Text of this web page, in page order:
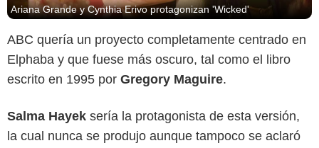
Ariana Grande y Cynthia Erivo protagonizan 'Wicked'
ABC quería un proyecto completamente centrado en
Elphaba y que fuese más oscuro, tal como el libro
escrito en 1995 por Gregory Maguire.
Salma Hayek sería la protagonista de esta versión,
la cual nunca se produjo aunque tampoco se aclaró